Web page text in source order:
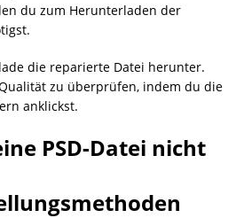
du zum Herunterladen der
die reparierte Datei herunter.
zu überprüfen, indem du die
anklickst.
PSD-Datei nicht